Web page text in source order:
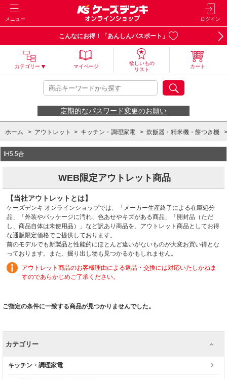
メニュー ログイン
こんなにお得！「あんしんパスポート」
カテゴリー マイページ
欲しいもの
リスト
カート
定期的なパスワード変更のお願い
ホーム > アウトレット > キッチン・調理家電 > 炊飯器・精米機・餅つき機 >
IH5.5合
WEB限定アウトレット商品
【当社アウトレットとは】
ケーズデンキ オンラインショップでは、「メーカー生産終了による在庫処分
品」「外装やパッケージに汚れ、色あせやキズがある商品」「開封品（ただ
し、商品自体は未使用品）」など訳あり商品を、アウトレット商品としてお得
な通販限定価格でご提供しております。
前のモデルでも新製品と性能的にほとんど違いがないものが大変お買い得とな
っております。また、掘り出し物も見つかるかもしれません。
アウトレット商品のお客様理由による返品・交換には対応いたしかねま
すのであらかじめご了承ください。
ご指定の条件に一致する商品が見つかりませんでした。
カテゴリー
キッチン・調理家電